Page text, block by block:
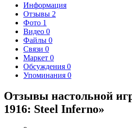
Информация
Отзывы 2
Фото 1
Видео 0
Файлы 0
Связи 0
Маркет 0
Обсуждения 0
Упоминания 0
Отзывы настольной
1916: Steel Inferno»